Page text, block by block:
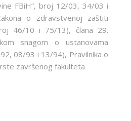
FBiH”, broj 12/03, 34/03 i
o zdravstvenoj zaštiti
46/10 i 75/13), člana 29.
snagom o ustanovama
08/93 i 13/94), Pravilnika o
završenog fakulteta